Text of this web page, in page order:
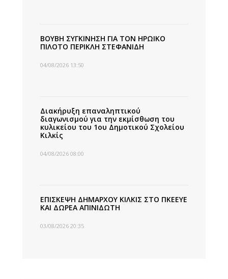
ΒΟΥΒΗ ΣΥΓΚΙΝΗΣΗ ΓΙΑ ΤΟΝ ΗΡΩΙΚΟ
ΠΙΛΟΤΟ ΠΕΡΙΚΛΗ ΣΤΕΦΑΝΙΔΗ
04/08/2026 13:50
Διακήρυξη επαναληπτικού
διαγωνισμού για την εκμίσθωση του
κυλικείου του 1ου Δημοτικού Σχολείου
Κιλκίς
04/08/2026 08:00
ΕΠΙΣΚΕΨΗ ΔΗΜΑΡΧΟΥ ΚΙΛΚΙΣ ΣΤΟ ΠΚΕΕΥΕ
ΚΑΙ ΔΩΡΕΑ ΑΠΙΝΙΔΩΤΗ
03/08/2026 20:35